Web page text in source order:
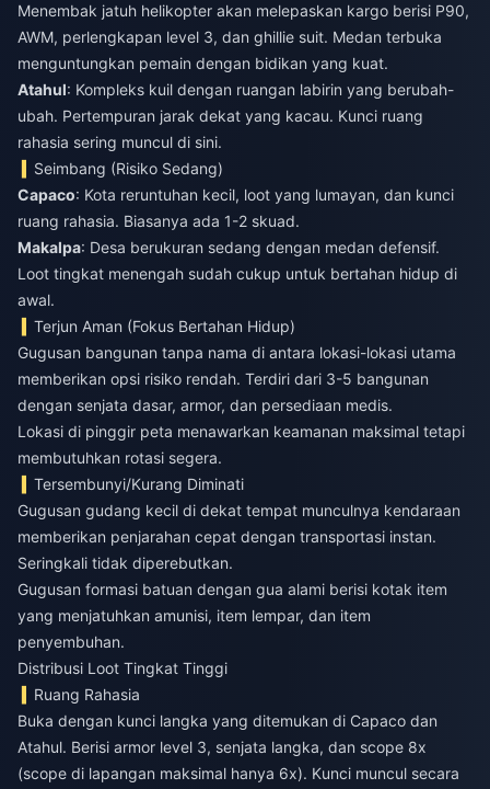
Menembak jatuh helikopter akan melepaskan kargo berisi P90,
AWM, perlengkapan level 3, dan ghillie suit. Medan terbuka
menguntungkan pemain dengan bidikan yang kuat.
Atahul: Kompleks kuil dengan ruangan labirin yang berubah-
ubah. Pertempuran jarak dekat yang kacau. Kunci ruang
rahasia sering muncul di sini.
Seimbang (Risiko Sedang)
Capaco: Kota reruntuhan kecil, loot yang lumayan, dan kunci
ruang rahasia. Biasanya ada 1-2 skuad.
Makalpa: Desa berukuran sedang dengan medan defensif.
Loot tingkat menengah sudah cukup untuk bertahan hidup di
awal.
Terjun Aman (Fokus Bertahan Hidup)
Gugusan bangunan tanpa nama di antara lokasi-lokasi utama
memberikan opsi risiko rendah. Terdiri dari 3-5 bangunan
dengan senjata dasar, armor, dan persediaan medis.
Lokasi di pinggir peta menawarkan keamanan maksimal tetapi
membutuhkan rotasi segera.
Tersembunyi/Kurang Diminati
Gugusan gudang kecil di dekat tempat munculnya kendaraan
memberikan penjarahan cepat dengan transportasi instan.
Seringkali tidak diperebutkan.
Gugusan formasi batuan dengan gua alami berisi kotak item
yang menjatuhkan amunisi, item lempar, dan item
penyembuhan.
Distribusi Loot Tingkat Tinggi
Ruang Rahasia
Buka dengan kunci langka yang ditemukan di Capaco dan
Atahul. Berisi armor level 3, senjata langka, dan scope 8x
(scope di lapangan maksimal hanya 6x). Kunci muncul secara